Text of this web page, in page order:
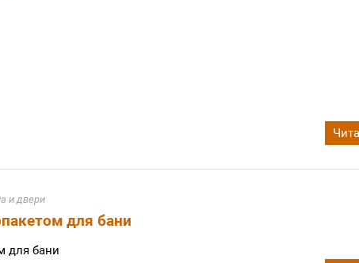
и двери
для бани
для бани